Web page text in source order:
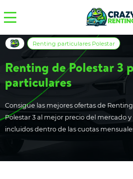
Renting de Polestar 3
particulares
Consigue las mejores ofertas de
Polestar 3 al mejor precio del mercado
incluidos dentro de las cuotas
Renting particulares Polestar